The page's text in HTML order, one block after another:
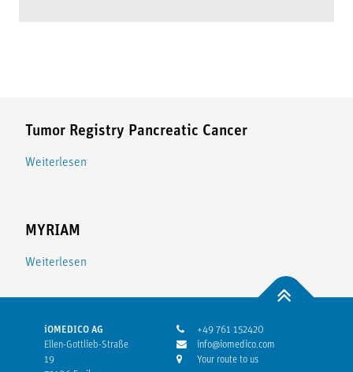
Tumor Registry Pancreatic Cancer
Weiterlesen
MYRIAM
Weiterlesen
iOMEDICO AG
Ellen-Gottlieb-Straße
19
+49 761 152420
info@iomedico.com
Your route to us